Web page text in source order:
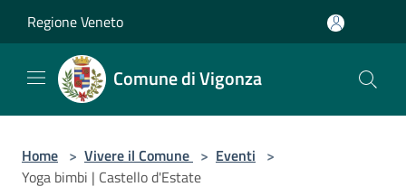
Regione Veneto
Comune di Vigonza
Home > Vivere il Comune > Eventi >
Yoga bimbi | Castello d'Estate